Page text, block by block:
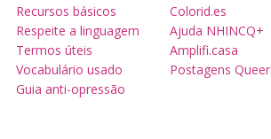
Colorid.es
Ajuda NHINCQ+
Amplifi.casa
Postagens Queer
Recursos básicos
Respeite a linguagem
Termos úteis
Vocabulário usado
Guia anti-opressão